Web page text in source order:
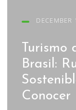
Turismo
Brasil:
Conocer